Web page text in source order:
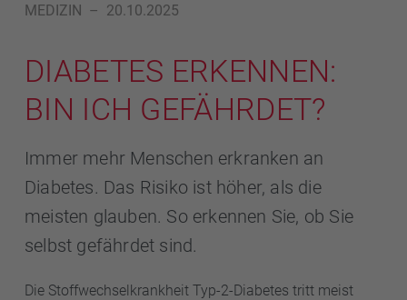
MEDIZIN – 20.10.2025
DIABETES ERKENNEN:
BIN ICH GEFÄHRDET?
Immer mehr Menschen erkranken an
Diabetes. Das Risiko ist höher, als die
meisten glauben. So erkennen Sie, ob Sie
selbst gefährdet sind.
Die Stoffwechselkrankheit Typ-2-Diabetes tritt meist